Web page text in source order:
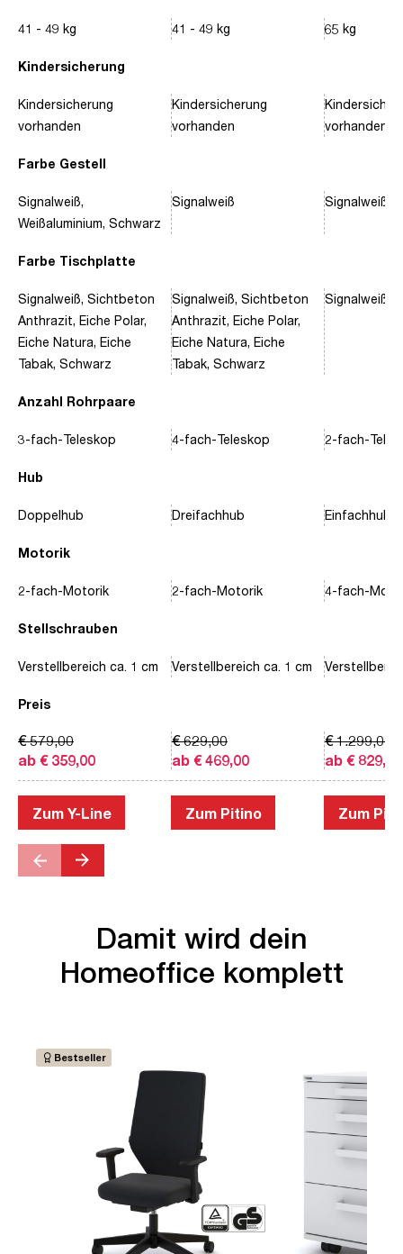
Kindersicherung
Farbe Gestell
Farbe Tischplatte
Anzahl Rohrpaare
Hub
Motorik
Stellschrauben
Preis
41 - 49 kg
Kindersicherung
vorhanden
Signalweiß,
Weißaluminium, Schwarz
Signalweiß, Sichtbeton
Anthrazit, Eiche Polar,
Eiche Natura, Eiche
Tabak, Schwarz
3-fach-Teleskop
Doppelhub
2-fach-Motorik
Verstellbereich ca. 1 cm
ab € 359,00
€ 579,00
Zum Y-Line
41 - 49 kg
Kindersicherung
vorhanden
Signalweiß
Signalweiß, Sichtbeton
Anthrazit, Eiche Polar,
Eiche Natura, Eiche
Tabak, Schwarz
4-fach-Teleskop
Dreifachhub
2-fach-Motorik
Verstellbereich ca. 1 cm
ab € 469,00
€ 629,00
Zum Pitino
65 kg
vorhanden
Signalweiß,
Signalweiß,
2-fach-
Einfachhub
4-fach-
ab € 829,00
€ 1.299,00
Zum
Damit wird dein
Homeoffice komplett
Bestseller